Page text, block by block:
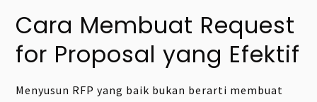
Cara Membuat Request
for Proposal yang Efektif
Menyusun RFP yang baik bukan berarti membuat